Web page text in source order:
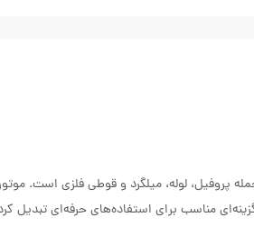
پروفیل، لوله، میلگرد و قوطی فلزی است.
گزینه‌ای مناسب برای استفاده‌های حرفه‌ای تبدیل